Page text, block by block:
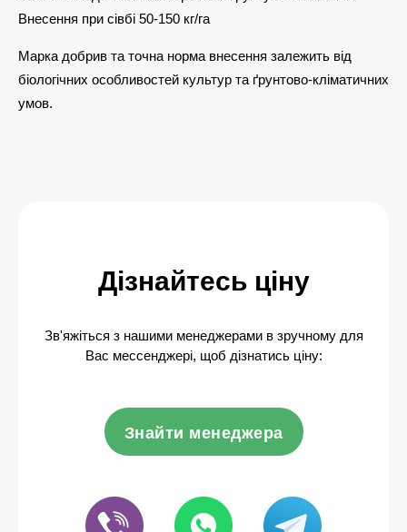
Внесення при сівбі 50-150 кг/га
Марка добрив та точна норма внесення залежить від
біологічних особливостей культур та ґрунтово-кліматичних
умов.
Дізнайтесь ціну
Зв'яжіться з нашими менеджерами в зручному для
Вас мессенджері, щоб дізнатись ціну:
Знайти менеджера